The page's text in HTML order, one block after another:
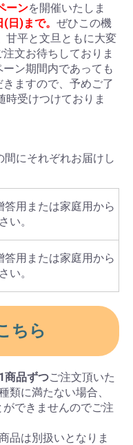
ーンを開催いたしま
日)まで。 ぜひこの機
甘平と文旦ともに大変
文お待ちしておりま
ン期間内であっても
ますので、予めご了
時受けつけておりま
にそれぞれお届けし
用または家庭用から
い。
用または家庭用から
い。
ちら
品ずつご注文頂いた
類に満たない場合、
できませんのでご注
品は別扱いとなりま